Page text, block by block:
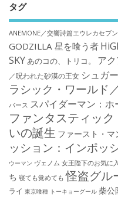
タグ
ANEMONE／交響詩篇エウレカセブ
GODZILLA 星を喰う者
SKYあのコの、トリコ。 ア
／呪われた砂漠の王女 シュガ
ラシック・ワールド
バース スパイダーマン：
ファンタスティッ
いの誕生 ファースト・マ
ッション：インポッ
ウーマン ヴェノム 女王陛下のお気に
ち 寝ても覚めても 怪盗グル
ライ 東京喰種 トーキョーグール 柴公